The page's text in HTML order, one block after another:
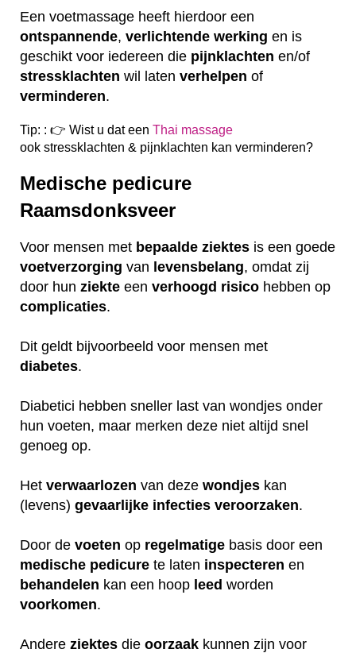
Een voetmassage heeft hierdoor een
ontspannende, verlichtende werking en is
geschikt voor iedereen die pijnklachten en/of
stressklachten wil laten verhelpen of
verminderen.
Tip: : 👉 Wist u dat een Thai massage
ook stressklachten & pijnklachten kan verminderen?
Medische pedicure
Raamsdonksveer
Voor mensen met bepaalde ziektes is een goede
voetverzorging van levensbelang, omdat zij
door hun ziekte een verhoogd risico hebben op
complicaties.
Dit geldt bijvoorbeeld voor mensen met
diabetes.
Diabetici hebben sneller last van wondjes onder
hun voeten, maar merken deze niet altijd snel
genoeg op.
Het verwaarlozen van deze wondjes kan
(levens) gevaarlijke infecties veroorzaken.
Door de voeten op regelmatige basis door een
medische pedicure te laten inspecteren en
behandelen kan een hoop leed worden
voorkomen.
Andere ziektes die oorzaak kunnen zijn voor